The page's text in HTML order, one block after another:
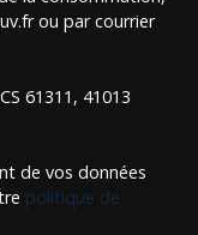
ou par courrier
61311, 41013
de vos données
politique de